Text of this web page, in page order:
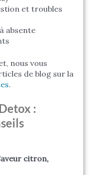
et troubles
absente
nous vous
de blog sur la
.
:
citron,